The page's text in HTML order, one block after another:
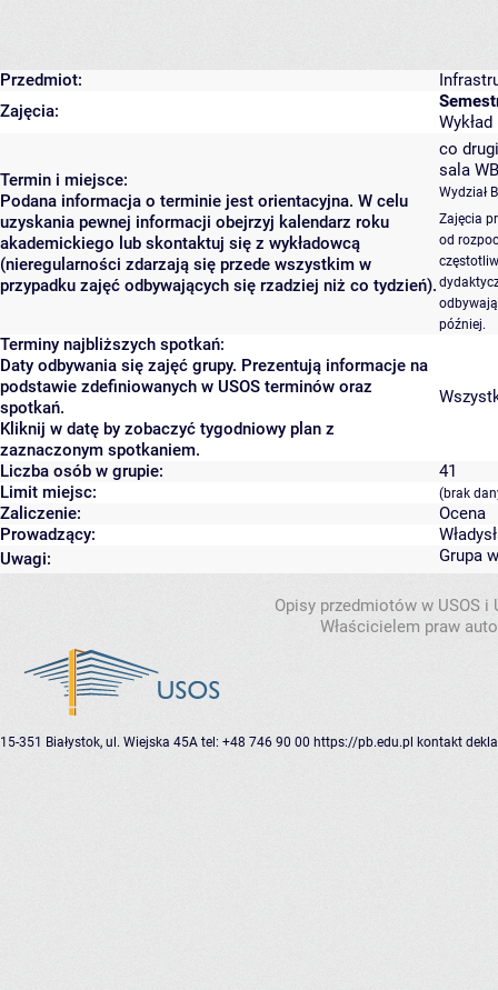
Przedmiot:
Zajęcia:
Termin i miejsce:
Podana informacja o terminie jest orientacyjna. W celu
uzyskania pewnej informacji obejrzyj kalendarz roku
akademickiego lub skontaktuj się z wykładowcą
(nieregularności zdarzają się przede wszystkim w
przypadku zajęć odbywających się rzadziej niż co tydzień).
co
sala
Wydział
Zajęcia
od
później.
Terminy najbliższych spotkań:
Daty odbywania się zajęć grupy. Prezentują informacje na
podstawie zdefiniowanych w USOS terminów oraz
spotkań.
Kliknij w datę by zobaczyć tygodniowy plan z
zaznaczonym spotkaniem.
Liczba osób w grupie:
41
Limit miejsc:
(brak
Zaliczenie:
Ocena
Prowadzący:
Uwagi:
Grupa
Opisy przedmiotów w USOS
Właścicielem praw
15-351 Białystok, ul. Wiejska 45A tel: +48 746 90 00 https://pb.edu.pl kontakt